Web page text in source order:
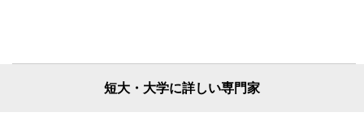
短大・大学に詳しい専門家